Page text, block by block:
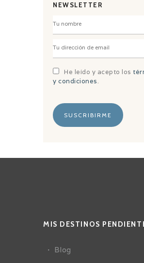
NEWSLETTER
He leído y acepto los
y condiciones.
MIS DESTINOS
Blog